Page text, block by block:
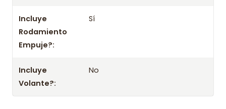
Incluye
Rodamiento
Empuje?:
Sí
Incluye
Volante?:
No